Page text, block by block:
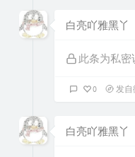
白亮吖雅黑丫
此条为私
0 发自
白亮吖雅黑丫